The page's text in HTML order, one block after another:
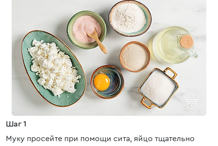
Шаг 1
Муку просейте при помощи сита, яйцо тщательно